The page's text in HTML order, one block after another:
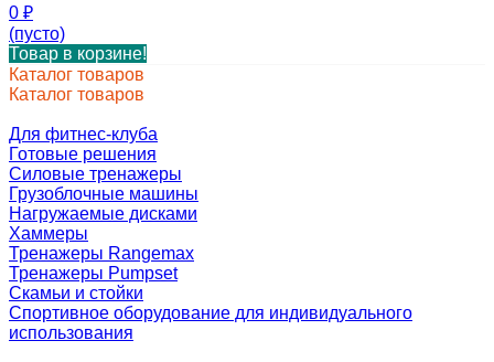
0 ₽
(пусто)
Товар в корзине!
Каталог товаров
Каталог товаров
Для фитнес-клуба
Готовые решения
Силовые тренажеры
Грузоблочные машины
Нагружаемые дисками
Хаммеры
Тренажеры Rangemax
Тренажеры Pumpset
Скамьи и стойки
Спортивное оборудование для индивидуального
использования